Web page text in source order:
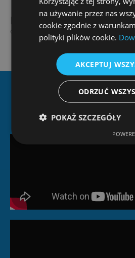
[page-generator-pro-related-
orderby=”rand” order=”desc”
Dlaczego
na używanie przez nas
cookie zgodnie z
polityki plików cookie.
AKCEPTUJ
ODRZUĆ
POKAŻ SZCZEGÓŁY